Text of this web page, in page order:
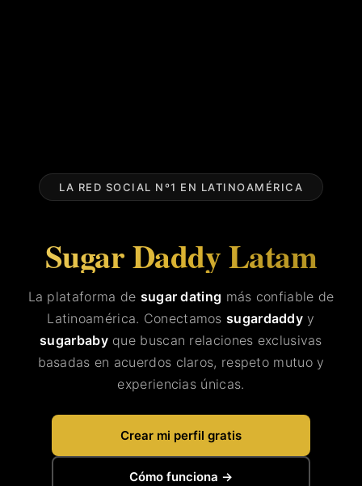
LA RED SOCIAL Nº1 EN LATINOAMÉRICA
Sugar Daddy Latam
La plataforma de sugar dating más confiable de
Latinoamérica. Conectamossugardaddy y
sugarbabyque buscan relaciones exclusivas
basadas en acuerdos claros, respeto mutuo y
experiencias únicas.
Crear mi perfil gratis
Cómo funciona →